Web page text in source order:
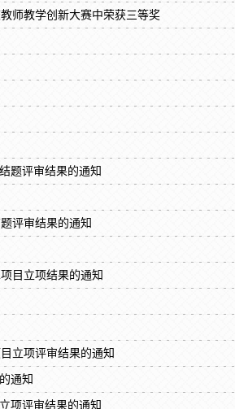
师教学创新大赛中荣获三等奖
题评审结果的通知
评审结果的通知
目立项结果的通知
立项评审结果的通知
通知
项评审结果的通知